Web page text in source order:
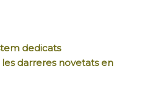
dedicats
darreres novetats en